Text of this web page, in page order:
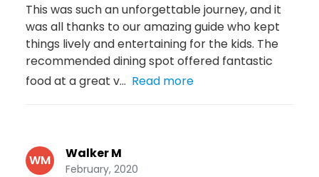
This was such an unforgettable journey, and it
was all thanks to our amazing guide who kept
things lively and entertaining for the kids. The
recommended dining spot offered fantastic
food at a great v... Read more
WM Walker M
February, 2020